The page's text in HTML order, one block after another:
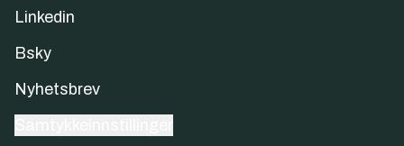
Linkedin
Bsky
Nyhetsbrev